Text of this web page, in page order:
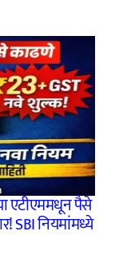
एटीएममधून पैसे
SBI नियमांमध्ये